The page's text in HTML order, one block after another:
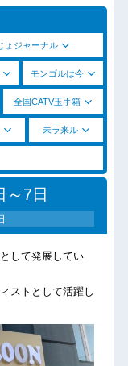
ょジャーナル
モンゴルは今
全国CATV玉手箱
未ラ来ル
～7日
して発展してい
ストとして活躍し